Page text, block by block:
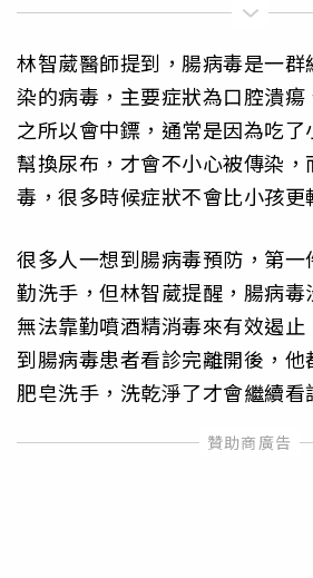
林智葳醫師提到，腸病毒是一
染的病毒，主要症狀為口腔潰瘍
之所以會中鏢，通常是因為吃
幫換尿布，才會不小心被傳染
毒，很多時候症狀不會比小孩更
很多人一想到腸病毒預防，第一
勤洗手，但林智葳提醒，腸病
無法靠勤噴酒精消毒來有效遏
到腸病毒患者看診完離開後，
肥皂洗手，洗乾淨了才會繼續看